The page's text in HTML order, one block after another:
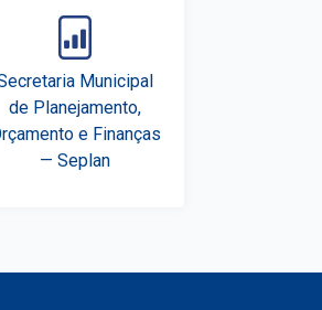
Municipal
de Planejamento,
e Finanças
— Seplan